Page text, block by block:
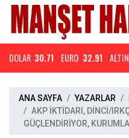
DOLAR 30.71 EURO 32.91 ALTIN
ANA SAYFA YAZARLAR
AKP İKTİDARI, DİNCİ/
GÜÇLENDİRİYOR,